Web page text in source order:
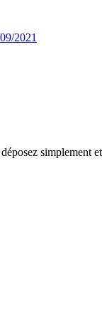
2021
simplement